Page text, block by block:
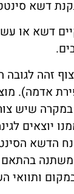
דשא
דשא או
זהה
אדמה).
במקרה שיש
יוצאים
הדשא
ותוואי